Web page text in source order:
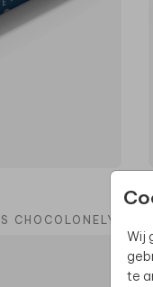
Wij
te
CHOCOLONELY